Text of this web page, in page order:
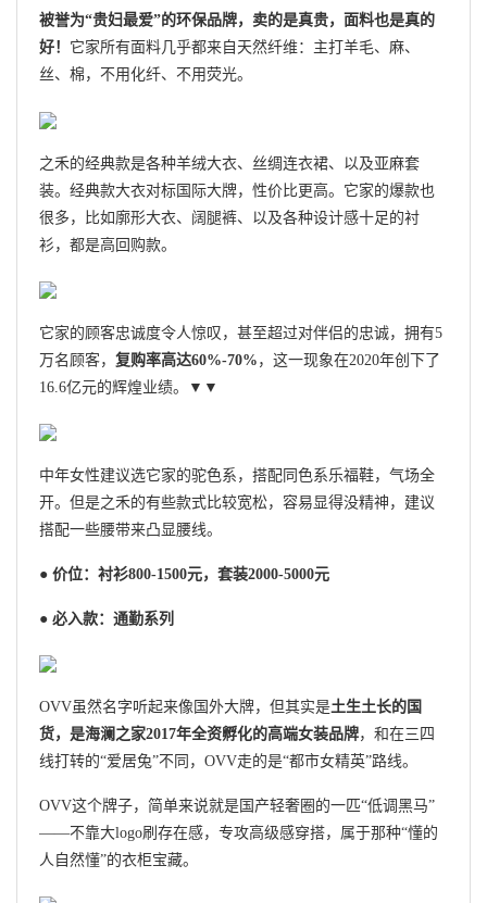
被誉为“贵妇最爱”的环保品牌，卖的是真贵，面料也是真的
好！ 它家所有面料几乎都来自天然纤维：主打羊毛、麻、
丝、棉，不用化纤、不用荧光。
之禾的经典款是各种羊绒大衣、丝绸连衣裙、以及亚麻套
装。经典款大衣对标国际大牌，性价比更高。它家的爆款也
很多，比如廓形大衣、阔腿裤、以及各种设计感十足的衬
衫，都是高回购款。
它家的顾客忠诚度令人惊叹，甚至超过对伴侣的忠诚，拥有5
万名顾客， 复购率高达60%-70% ，这一现象在2020年创下了
16.6亿元的辉煌业绩。▼▼
中年女性建议选它家的驼色系，搭配同色系乐福鞋，气场全
开。但是之禾的有些款式比较宽松，容易显得没精神，建议
搭配一些腰带来凸显腰线。
● 价位：衬衫800-1500元，套装2000-5000元
● 必入款：通勤系列
OVV虽然名字听起来像国外大牌，但其实是土生土长的国
货，是海澜之家2017年全资孵化的高端女装品牌，和在三四
线打转的“爱居兔”不同，OVV走的是“都市女精英”路线。
OVV这个牌子，简单来说就是国产轻奢圈的一匹“低调黑马”
——不靠大logo刷存在感，专攻高级感穿搭，属于那种“懂的
人自然懂”的衣柜宝藏。